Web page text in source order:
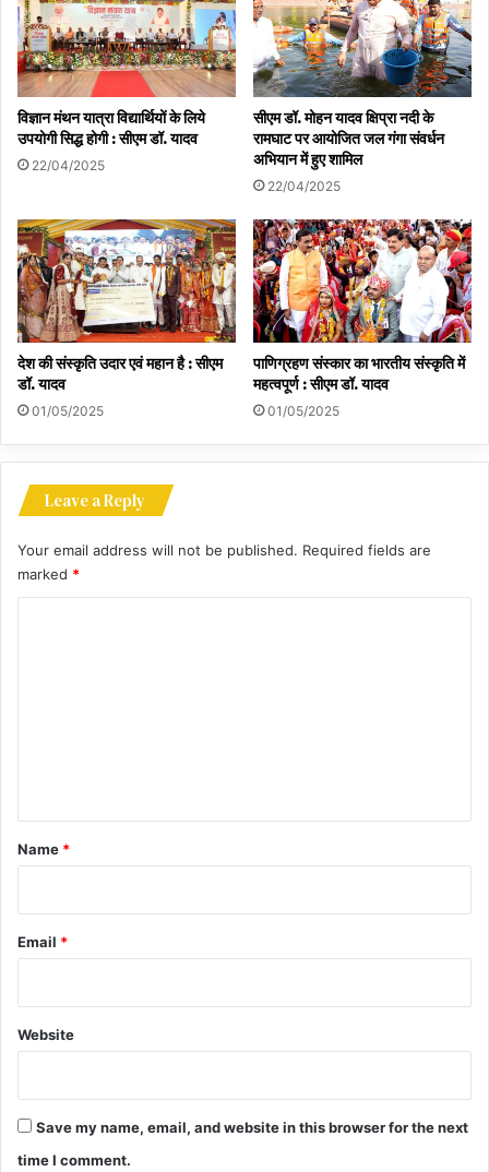
विज्ञान मंथन यात्रा विद्यार्थियों के लिये
उपयोगी सिद्ध होगी : सीएम डॉ. यादव
22/04/2025
सीएम डॉ. मोहन यादव क्षिप्रा नदी के
रामघाट पर आयोजित जल गंगा संवर्धन
अभियान में हुए शामिल
22/04/2025
देश की संस्कृति उदार एवं महान है : सीएम
डॉ. यादव
01/05/2025
पाणिग्रहण संस्कार का भारतीय संस्कृति में
महत्वपूर्ण : सीएम डॉ. यादव
01/05/2025
Leave a Reply
Your email address will not be published. Required fields are
marked *
*
Name *
Email *
Website
Save my name, email, and website in this browser for the next
time I comment.